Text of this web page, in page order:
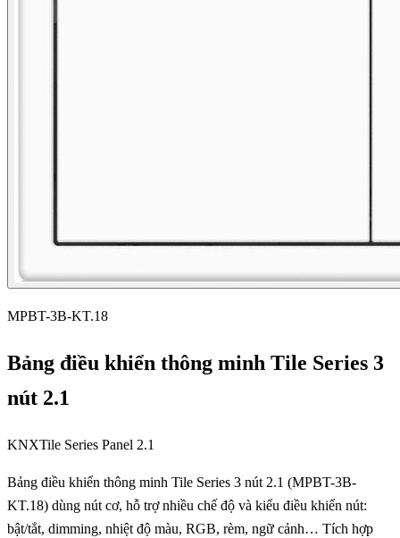
MPBT-3B-KT.18
Bảng điều khiển thông minh Tile Series 3
nút 2.1
KNXTile Series Panel 2.1
Bảng điều khiển thông minh Tile Series 3 nút 2.1 (MPBT-3B-
KT.18) dùng nút cơ, hỗ trợ nhiều chế độ và kiểu điều khiển nút:
bật/tắt, dimming, nhiệt độ màu, RGB, rèm, ngữ cảnh… Tích hợp